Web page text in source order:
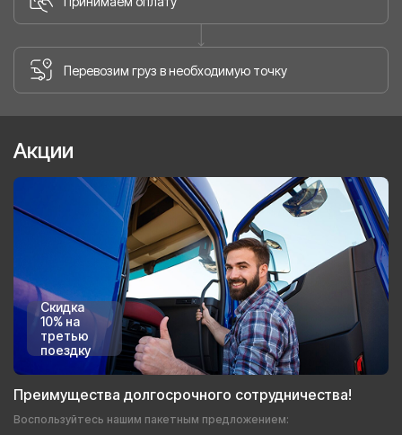
Перевозим груз в необходимую точку
Акции
Скидка
10% на
третью
поездку
Преимущества долгосрочного сотрудничества!
Воспользуйтесь нашим пакетным предложением: